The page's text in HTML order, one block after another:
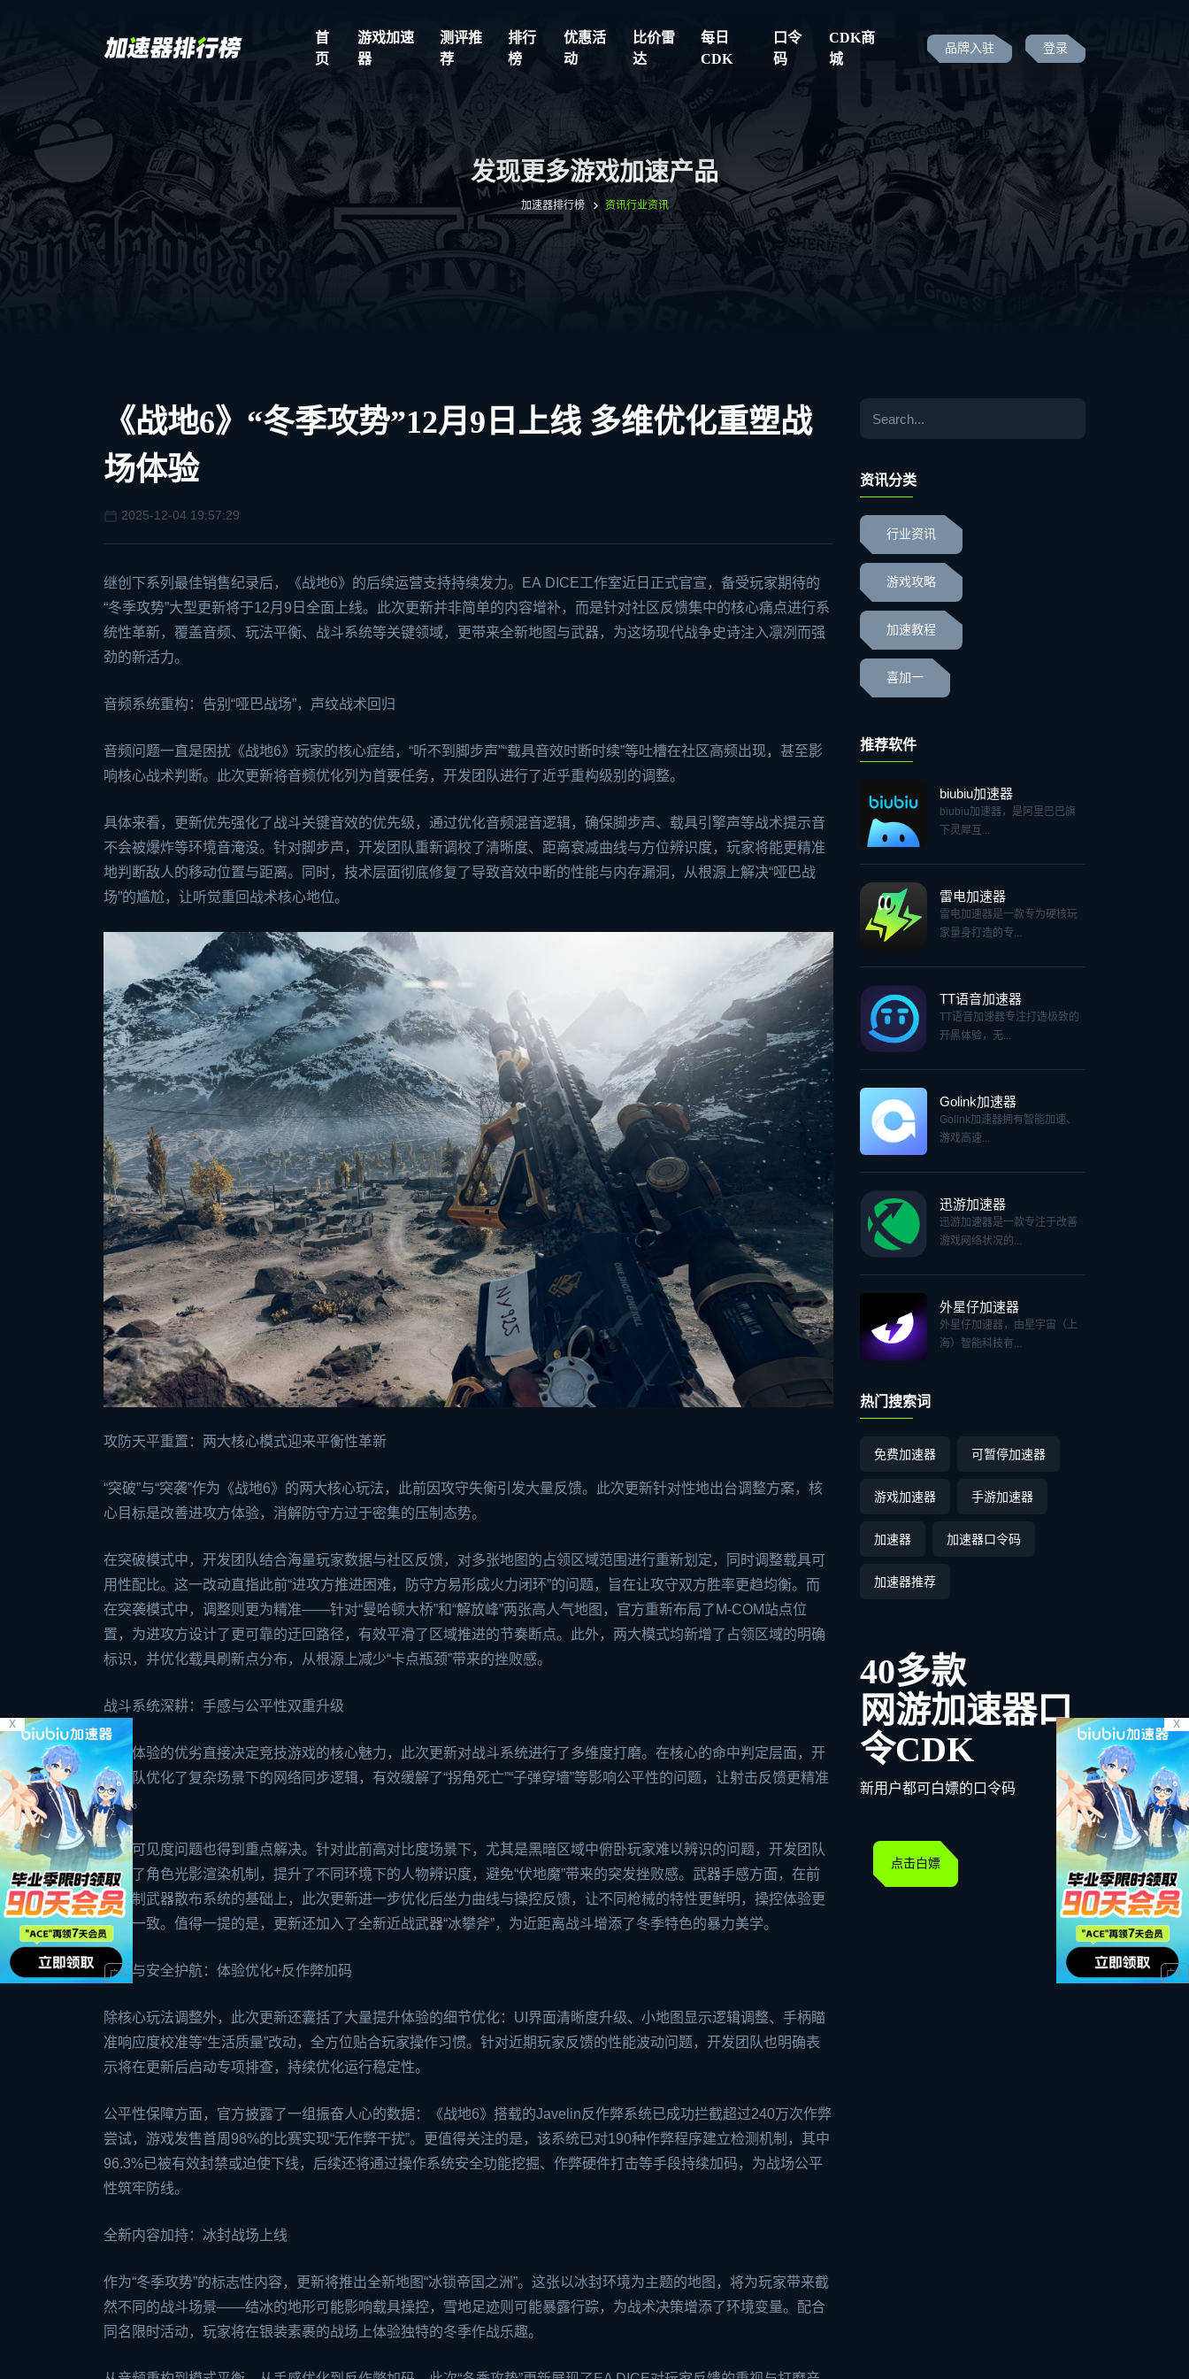
首
页
游戏加速
器
测评推
荐
排行
榜
优惠活
动
比价雷
达
每日
CDK
口令
码
CDK商
城
品牌入驻 登录
X X
发现更多游戏加速产品
加速器排行榜 资讯行业资讯
《战地6》“冬季攻势”12月9日上线 多维优化重塑战
场体验
2025-12-04 19:57:29
继创下系列最佳销售纪录后，《战地6》的后续运营支持持续发力。 EA DICE工作室近日正式官宣，备受玩家期待的
“冬季攻势”大型更新将于12月9日全面上线。此次更新并非简单的内容增补，而是针对社区反馈集中的核心痛点进行系
统性革新，覆盖音频、玩法平衡、战斗系统等关键领域，更带来全新地图与武器，为这场现代战争史诗注入凛冽而强
劲的新活力。
音频系统重构：告别“哑巴战场”，声纹战术回归
音频问题一直是困扰《战地6》玩家的核心症结，“听不到脚步声”“载具音效时断时续”等吐槽在社区高频出现，甚至影
响核心战术判断。此次更新将音频优化列为首要任务，开发团队进行了近乎重构级别的调整。
具体来看，更新优先强化了战斗关键音效的优先级，通过优化音频混音逻辑，确保脚步声、载具引擎声等战术提示音
不会被爆炸等环境音淹没。针对脚步声，开发团队重新调校了清晰度、距离衰减曲线与方位辨识度，玩家将能更精准
地判断敌人的移动位置与距离。同时，技术层面彻底修复了导致音效中断的性能与内存漏洞，从根源上解决“哑巴战
场”的尴尬，让听觉重回战术核心地位。
攻防天平重置：两大核心模式迎来平衡性革新
“突破”与“突袭”作为《战地6》的两大核心玩法，此前因攻守失衡引发大量反馈。此次更新针对性地出台调整方案，核
心目标是改善进攻方体验，消解防守方过于密集的压制态势。
在突破模式中，开发团队结合海量玩家数据与社区反馈，对多张地图的占领区域范围进行重新划定，同时调整载具可
用性配比。这一改动直指此前“进攻方推进困难，防守方易形成火力闭环”的问题，旨在让攻守双方胜率更趋均衡。而
在突袭模式中，调整则更为精准——针对“曼哈顿大桥”和“解放峰”两张高人气地图，官方重新布局了M-COM站点位
置，为进攻方设计了更可靠的迂回路径，有效平滑了区域推进的节奏断点。此外，两大模式均新增了占领区域的明确
标识，并优化载具刷新点分布，从根源上减少“卡点瓶颈”带来的挫败感。
战斗系统深耕：手感与公平性双重升级
射击体验的优劣直接决定竞技游戏的核心魅力，此次更新对战斗系统进行了多维度打磨。在核心的命中判定层面，开
发团队优化了复杂场景下的网络同步逻辑，有效缓解了“拐角死亡”“子弹穿墙”等影响公平性的问题，让射击反馈更精准
可靠。
玩家可见度问题也得到重点解决。针对此前高对比度场景下，尤其是黑暗区域中俯卧玩家难以辨识的问题，开发团队
调整了角色光影渲染机制，提升了不同环境下的人物辨识度，避免“伏地魔”带来的突发挫败感。武器手感方面，在前
期重制武器散布系统的基础上，此次更新进一步优化后坐力曲线与操控反馈，让不同枪械的特性更鲜明，操控体验更
稳定一致。值得一提的是，更新还加入了全新近战武器“冰攀斧”，为近距离战斗增添了冬季特色的暴力美学。
细节与安全护航：体验优化+反作弊加码
除核心玩法调整外，此次更新还囊括了大量提升体验的细节优化：UI界面清晰度升级、小地图显示逻辑调整、手柄瞄
准响应度校准等“生活质量”改动，全方位贴合玩家操作习惯。针对近期玩家反馈的性能波动问题，开发团队也明确表
示将在更新后启动专项排查，持续优化运行稳定性。
公平性保障方面，官方披露了一组振奋人心的数据：《战地6》搭载的Javelin反作弊系统已成功拦截超过240万次作弊
尝试，游戏发售首周98%的比赛实现“无作弊干扰”。更值得关注的是，该系统已对190种作弊程序建立检测机制，其中
96.3%已被有效封禁或迫使下线，后续还将通过操作系统安全功能挖掘、作弊硬件打击等手段持续加码，为战场公平
性筑牢防线。
全新内容加持：冰封战场上线
作为“冬季攻势”的标志性内容，更新将推出全新地图“冰锁帝国之洲”。这张以冰封环境为主题的地图，将为玩家带来截
然不同的战斗场景——结冰的地形可能影响载具操控，雪地足迹则可能暴露行踪，为战术决策增添了环境变量。配合
同名限时活动，玩家将在银装素裹的战场上体验独特的冬季作战乐趣。
资讯分类
行业资讯
游戏攻略
加速教程
喜加一
推荐软件
biubiu加速器
biubiu加速器，是阿里巴巴旗
下灵犀互...
雷电加速器
雷电加速器是一款专为硬核玩
家量身打造的专...
TT语音加速器
TT语音加速器专注打造极致的
开黑体验，无...
Golink加速器
Golink加速器拥有智能加速、
游戏高速...
迅游加速器
迅游加速器是一款专注于改善
游戏网络状况的...
外星仔加速器
外星仔加速器，由星宇宙（上
海）智能科技有...
热门搜索词
免费加速器 可暂停加速器
游戏加速器 手游加速器
加速器 加速器口令码
加速器推荐
40多款
网游加速器口
令CDK
新用户都可白嫖的口令码
点击白嫖